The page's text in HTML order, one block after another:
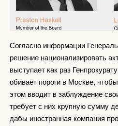
Согласно информации
решение национализировать
выступает как раз
обивает пороги в Москве,
этом вводит в заблуждение
требует с них крупную сумму
дабы иностранная компания